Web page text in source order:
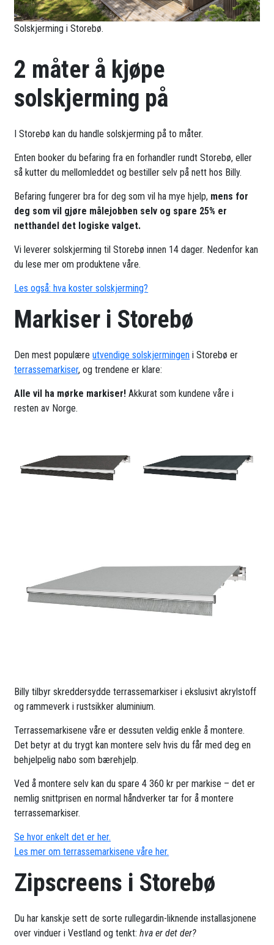
Solskjerming i Storebø.
2 måter å kjøpe
solskjerming på
I Storebø kan du handle solskjerming på to måter.
Enten booker du befaring fra en forhandler rundt Storebø, eller
så kutter du mellomleddet og bestiller selv på nett hos Billy.
Befaring fungerer bra for deg som vil ha mye hjelp, mens for
deg som vil gjøre målejobben selv og spare 25% er
netthandel det logiske valget.
Vi leverer solskjerming til Storebø innen 14 dager. Nedenfor kan
du lese mer om produktene våre.
Les også: hva koster solskjerming?
Markiser i Storebø
Den mest populæreutvendige solskjermingen i Storebø er
terrassemarkiser, og trendene er klare:
Alle vil ha mørke markiser! Akkurat som kundene våre i
resten av Norge.
Billy tilbyr skreddersydde terrassemarkiser i ekslusivt akrylstoff
og rammeverk i rustsikker aluminium.
Terrassemarkisene våre er dessuten veldig enkle å montere.
Det betyr at du trygt kan montere selv hvis du får med deg en
behjelpelig nabo som bærehjelp.
Ved å montere selv kan du spare 4 360 kr per markise – det er
nemlig snittprisen en normal håndverker tar for å montere
terrassemarkiser.
Se hvor enkelt det er her.
Les mer om terrassemarkisene våre her.
Zipscreens i Storebø
Du har kanskje sett de sorte rullegardin-liknende installasjonene
over vinduer i Vestland og tenkt:hva er det der?